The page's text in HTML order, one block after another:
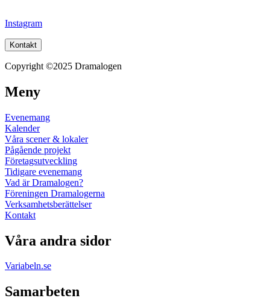
Instagram
Kontakt
Copyright ©2025 Dramalogen
Meny
Evenemang
Kalender
Våra scener & lokaler
Pågående projekt
Företagsutveckling
Tidigare evenemang
Vad är Dramalogen?
Föreningen Dramalogerna
Verksamhetsberättelser
Kontakt
Våra andra sidor
Variabeln.se
Samarbeten